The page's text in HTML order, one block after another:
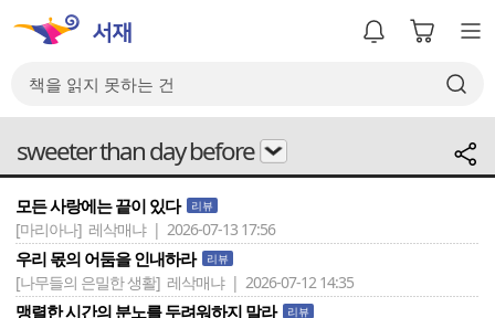
sweeter than day before
모든 사랑에는 끝이 있다 리뷰
[마리아나] 레삭매냐 | 2026-07-13 17:56
우리 몫의 어둠을 인내하라 리뷰
[나무들의 은밀한 생활] 레삭매냐 | 2026-07-12 14:35
맹렬한 시간의 분노를 두려워하지 말라 리뷰